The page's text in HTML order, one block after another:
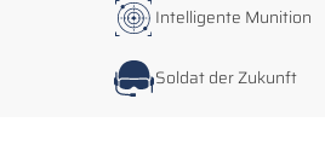
Intelligente Munition
Soldat der Zukunft